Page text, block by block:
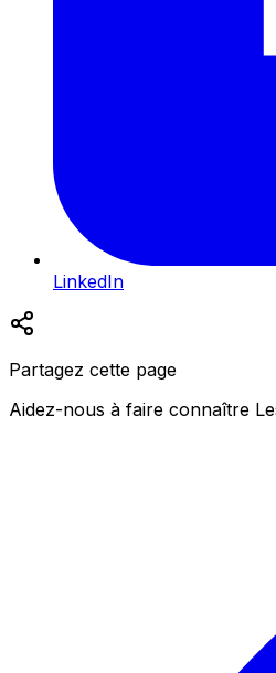
LinkedIn
Partagez cette page
Aidez-nous à faire connaître